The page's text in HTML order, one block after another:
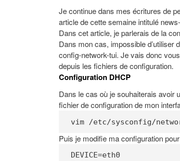
Je continue dans mes écritures de
article de cette semaine intitulé
Dans cet article, je parlerais de la
Dans mon cas, impossible
config-network-tui. Je vais donc
depuis les fichiers de configuration.
Configuration DHCP
Dans le cas où je souhaiterais avoir
fichier de configuration de mon
vim /etc/sysconfig/
Puis je modifie ma configuration
DEVICE=eth0